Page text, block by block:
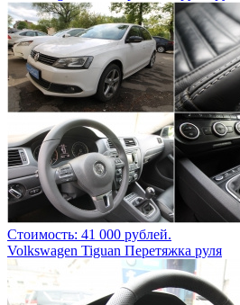
Стоимость: 41 000 рублей.
Volkswagen Tiguan Перетяжка руля